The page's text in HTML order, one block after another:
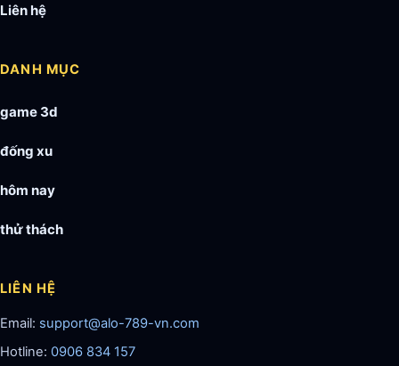
Liên hệ
DANH MỤC
game 3d
đống xu
hôm nay
thử thách
LIÊN HỆ
Email: support@alo-789-vn.com
Hotline: 0906 834 157